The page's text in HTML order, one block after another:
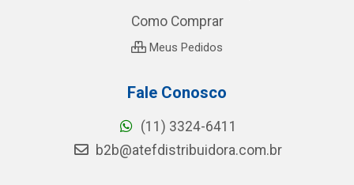
Como Comprar
Meus Pedidos
Fale Conosco
(11) 3324-6411
b2b@atefdistribuidora.com.br